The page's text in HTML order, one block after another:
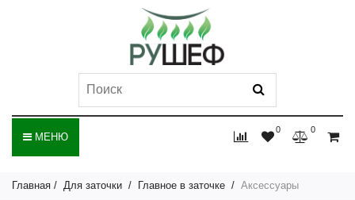
0 0
МЕНЮ
Главная Для заточки Главное в заточке Аксессуары